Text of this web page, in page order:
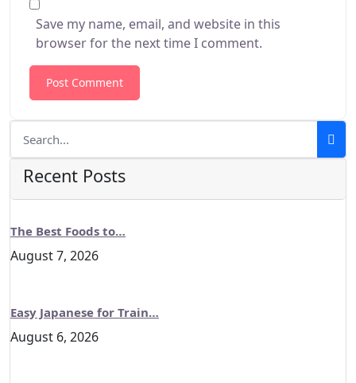
Save my name, email, and website in this
browser for the next time I comment.
Recent Posts
The Best Foods to…
August 7, 2026
Easy Japanese for Train…
August 6, 2026